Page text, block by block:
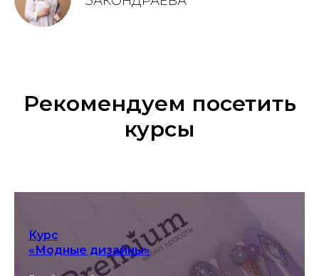
Рекомендуем посетить
курсы
Курс
«Модные дизайны»